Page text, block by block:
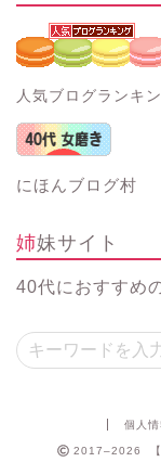
人気ブログランキ
にほんブログ村
姉妹サイト
40代におすすめ
個人
2017–2026 【